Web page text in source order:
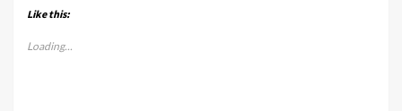
Like this:
Loading...